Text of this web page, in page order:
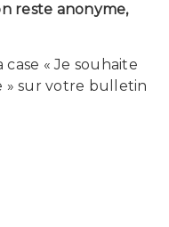
reste anonyme,
« Je souhaite
» sur votre bulletin